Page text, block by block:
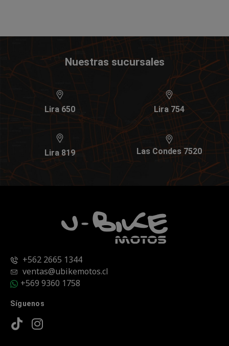
Nuestras sucursales
Lira 650 Lira 754
Lira 819 Las Condes 7520
+562 2665 1344
ventas@ubikemotos.cl
+569 9360 1758
Síguenos